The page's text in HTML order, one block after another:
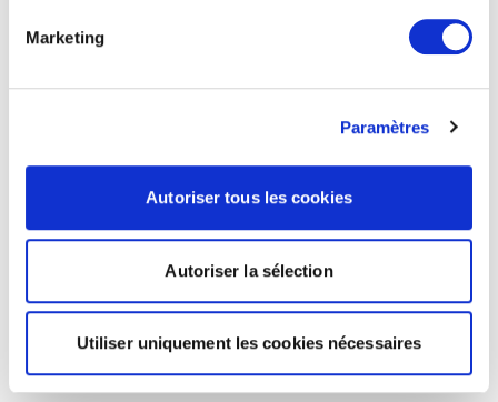
Marketing
Paramètres
Autoriser tous les cookies
Autoriser la sélection
Utiliser uniquement les cookies nécessaires